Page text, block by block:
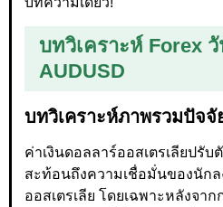
บทวิเคราะห์ Forex
AUDUSD
บทวิเคราะห์ภาพรวมปัจ
ค่าเงินดอลลาร์ออสเตรเลียปรั
สะท้อนถึงความเชื่อมั่นของนัก
ออสเตรเลีย โดยเฉพาะหลังจา